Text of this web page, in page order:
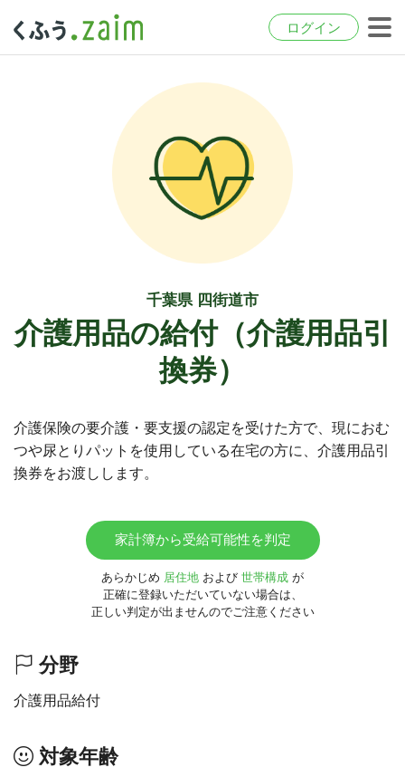
ログイン
千葉県 四街道市
介護用品の給付（介護用品引
換券）
介護保険の要介護・要支援の認定を受けた方で、現におむ
つや尿とりパットを使用している在宅の方に、介護用品引
換券をお渡しします。
家計簿から受給可能性を判定
あらかじめ 居住地 および 世帯構成 が
正確に登録いただいていない場合は、
正しい判定が出ませんのでご注意ください
分野
介護用品給付
対象年齢